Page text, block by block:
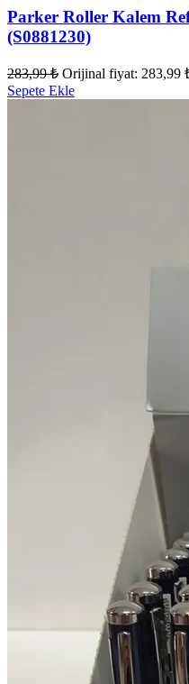
Parker Roller Kalem
(S0881230)
283,99₺ Orijinal fiyat: 283,99
Sepete Ekle